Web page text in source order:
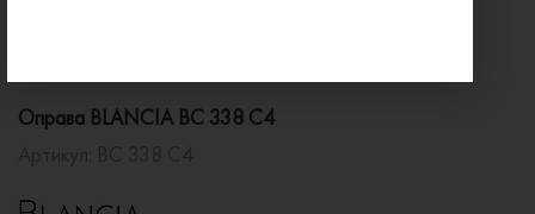
Оправа BLANCIA BC 338 C4